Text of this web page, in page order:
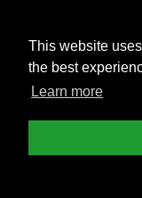
This website
the best
Learn more